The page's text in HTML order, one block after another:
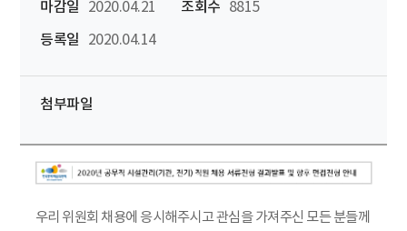
마감일 2020.04.21 조회수
8815
등록일
2020.04.14
첨부파일
우리 위원회 채용에 응시해주시고 관심을 가져주신 모든 분들께